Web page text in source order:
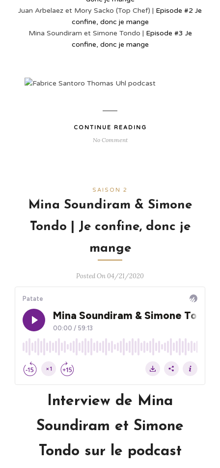
Juan Arbelaez et Mory Sacko (Top Chef) | Episode #2 Je
confine, donc je mange
Mina Soundiram et Simone Tondo | Episode #3 Je
confine, donc je mange
CONTINUE READING
No Comment
SAISON 2
Mina Soundiram & Simone
Tondo | Je confine, donc je
mange
Posted On 04/21/2020
Interview de Mina
Soundiram et Simone
Tondo sur le podcast